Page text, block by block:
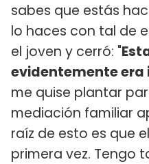
sabes que estás
lo haces con tal de
el joven y cerró: "
evidentemente era
me quise plantar
mediación familiar
raíz de esto es que
primera vez. Tengo